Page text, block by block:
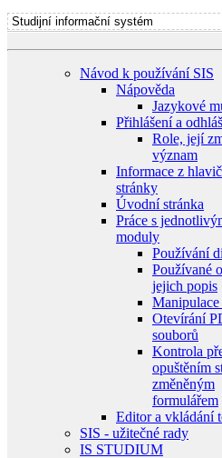
Návod k používání SIS
Nápověda
Jazykové
Přihlášení a
Role, její
význam
Informace z
stránky
Úvodní stránka
Práce s
moduly
Používání
Používané
jejich popis
Manipulace
Otevírání
souborů
Kontrola
opuštěním
změněným
formulářem
Editor a vkládání
SIS - užitečné rady
IS STUDIUM